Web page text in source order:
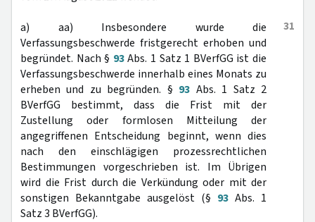
31
a) aa) Insbesondere wurde die
Verfassungsbeschwerde fristgerecht erhoben und
begründet. Nach § 93Abs. 1 Satz 1 BVerfGG ist die
Verfassungsbeschwerde innerhalb eines Monats zu
erheben und zu begründen. § 93 Abs. 1 Satz 2
BVerfGG bestimmt, dass die Frist mit der
Zustellung oder formlosen Mitteilung der
angegriffenen Entscheidung beginnt, wenn dies
nach den einschlägigen prozessrechtlichen
Bestimmungen vorgeschrieben ist. Im Übrigen
wird die Frist durch die Verkündung oder mit der
sonstigen Bekanntgabe ausgelöst (§ 93 Abs. 1
Satz 3 BVerfGG).